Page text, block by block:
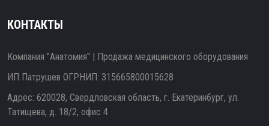
КОНТАКТЫ
Компания "Анатомия" | Продажа медицинского оборудования
ИП Патрушев ОГРНИП: 315665800015628
Адрес: 620028, Свердловская область, г. Екатеринбург, ул.
Татищева, д. 18/2, офис 4